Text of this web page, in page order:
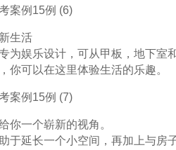
生活
为娱乐设计，可从甲板，地下室
你可以在这里体验生活的乐趣。
你一个崭新的视角。
于延长一个小空间，再加上与房